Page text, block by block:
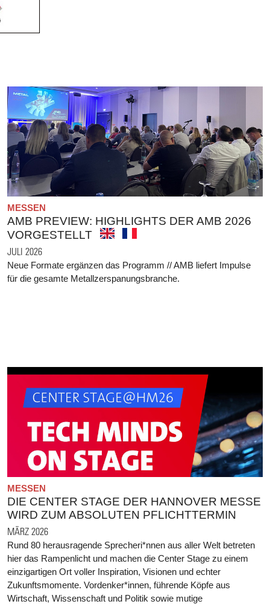
MESSEN
AMB PREVIEW: HIGHLIGHTS DER AMB 2026
VORGESTELLT
JULI 2026
Neue Formate ergänzen das Programm // AMB liefert Impulse
für die gesamte Metallzerspanungsbranche.
MESSEN
DIE CENTER STAGE DER HANNOVER MESSE
WIRD ZUM ABSOLUTEN PFLICHTTERMIN
MÄRZ 2026
Rund 80 herausragende Sprecheri*nnen aus aller Welt betreten
hier das Rampenlicht und machen die Center Stage zu einem
einzigartigen Ort voller Inspiration, Visionen und echter
Zukunftsmomente. Vordenker*innen, führende Köpfe aus
Wirtschaft, Wissenschaft und Politik sowie mutige